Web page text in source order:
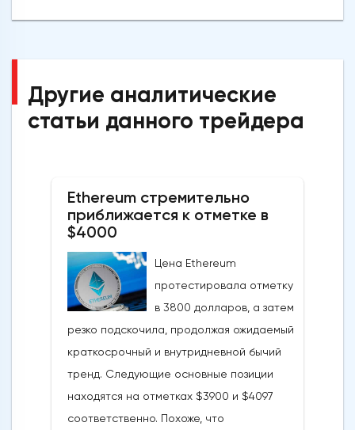
Другие аналитические
статьи данного трейдера
Ethereum стремительно
приближается к отметке в
$4000
Цена Ethereum
протестировала отметку
в 3800 долларов, а затем
резко подскочила, продолжая ожидаемый
краткосрочный и внутридневной бычий
тренд. Следующие основные позиции
находятся на отметках $3900 и $4097
соответственно. Похоже, что